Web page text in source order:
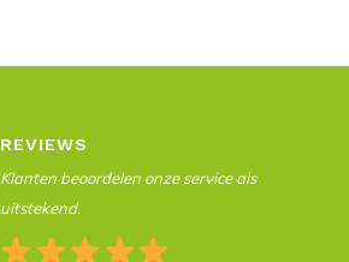
REVIEWS
Klanten beoordelen onze service als
uitstekend.